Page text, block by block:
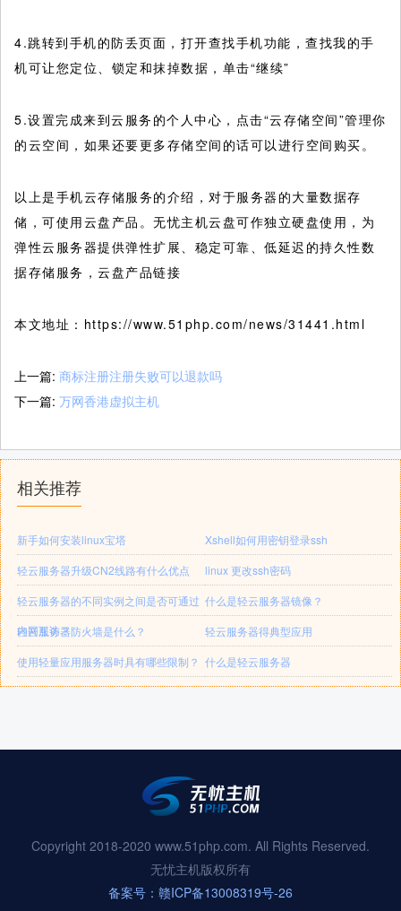
4.跳转到手机的防丢页面，打开查找手机功能，查找我的手
机可让您定位、锁定和抹掉数据，单击“继续”
5.设置完成来到云服务的个人中心，点击“云存储空间”管理你
的云空间，如果还要更多存储空间的话可以进行空间购买。
以上是手机云存储服务的介绍，对于服务器的大量数据存
储，可使用云盘产品。无忧主机云盘可作独立硬盘使用，为
弹性云服务器提供弹性扩展、稳定可靠、低延迟的持久性数
据存储服务，云盘产品链接
本文地址：https://www.51php.com/news/31441.html
上一篇: 商标注册注册失败可以退款吗
下一篇: 万网香港虚拟主机
相关推荐
新手如何安装linux宝塔
Xshell如何用密钥登录ssh
轻云服务器升级CN2线路有什么优点
linux 更改ssh密码
轻云服务器的不同实例之间是否可通过
内网互访？
什么是轻云服务器镜像？
轻云服务器防火墙是什么？
轻云服务器得典型应用
使用轻量应用服务器时具有哪些限制？ 什么是轻云服务器
Copyright 2018-2020 www.51php.com. All Rights Reserved.
无忧主机版权所有
备案号：赣ICP备13008319号-26